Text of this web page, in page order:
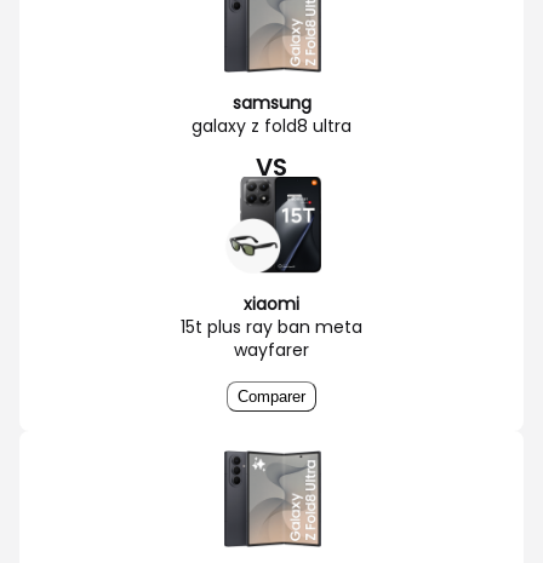
samsung
galaxy z fold8 ultra
VS
xiaomi
15t plus ray ban meta
wayfarer
Comparer